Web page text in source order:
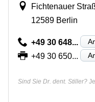
Fichtenauer
12589 Berlin
+49 30 648...
+49 30 650...
Sind Sie Dr. dent. Stiller?